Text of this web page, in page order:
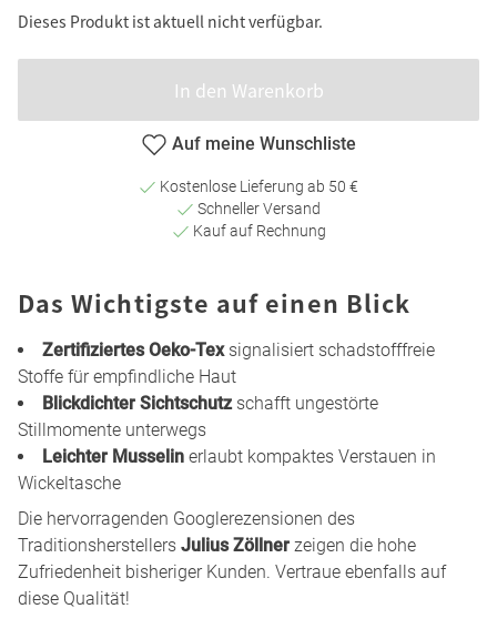
Dieses Produkt ist aktuell nicht verfügbar.
In den Warenkorb
Auf meine Wunschliste
Kostenlose Lieferung ab 50 €
Schneller Versand
Kauf auf Rechnung
Das Wichtigste auf einen Blick
Zertifiziertes Oeko-Texsignalisiert schadstofffreie
Stoffe für empfindliche Haut
Blickdichter Sichtschutzschafft ungestörte
Stillmomente unterwegs
Leichter Musselin erlaubt kompaktes Verstauen in
Wickeltasche
Die hervorragenden Googlerezensionen des
Traditionsherstellers Julius Zöllner zeigen die hohe
Zufriedenheit bisheriger Kunden. Vertraue ebenfalls auf
diese Qualität!